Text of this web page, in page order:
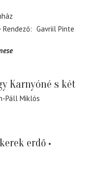
Rendező
Gavriil Pinte
Karnyóné s két
Páll Miklós
erdő